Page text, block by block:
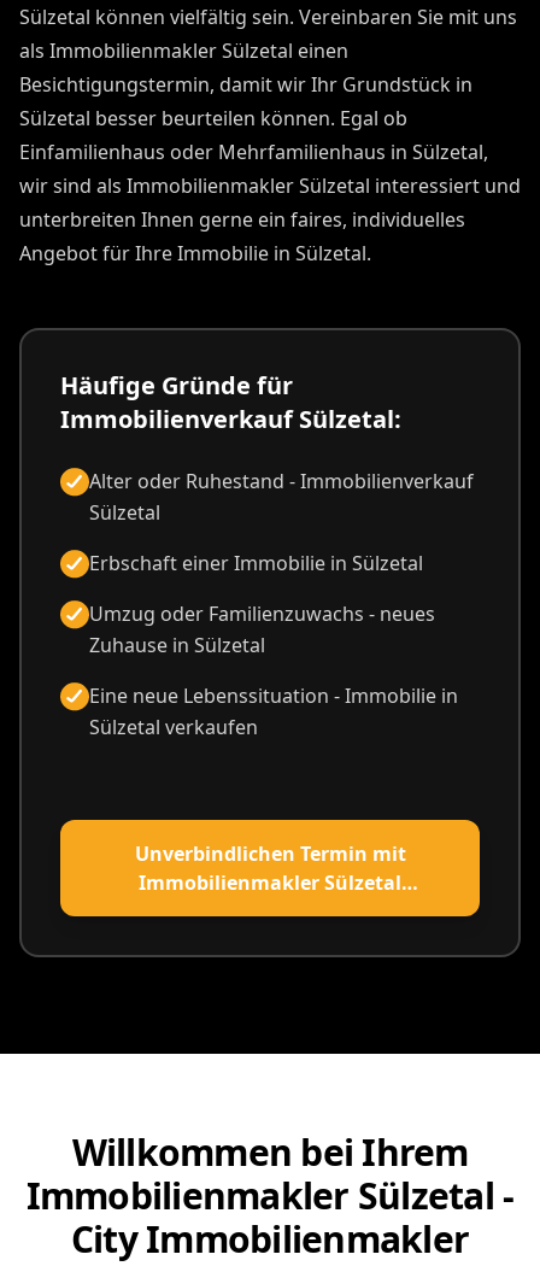
Sülzetal können vielfältig sein. Vereinbaren Sie mit uns
als Immobilienmakler Sülzetal einen
Besichtigungstermin, damit wir Ihr Grundstück in
Sülzetal besser beurteilen können. Egal ob
Einfamilienhaus oder Mehrfamilienhaus in Sülzetal,
wir sind als Immobilienmakler Sülzetal interessiert und
unterbreiten Ihnen gerne ein faires, individuelles
Angebot für Ihre Immobilie in Sülzetal.
Häufige Gründe für
Immobilienverkauf Sülzetal:
Alter oder Ruhestand - Immobilienverkauf
Sülzetal
Erbschaft einer Immobilie in Sülzetal
Umzug oder Familienzuwachs - neues
Zuhause in Sülzetal
Eine neue Lebenssituation - Immobilie in
Sülzetal verkaufen
Unverbindlichen Termin mit
Immobilienmakler Sülzetal
vereinbaren
Willkommen bei Ihrem
Immobilienmakler Sülzetal -
City Immobilienmakler